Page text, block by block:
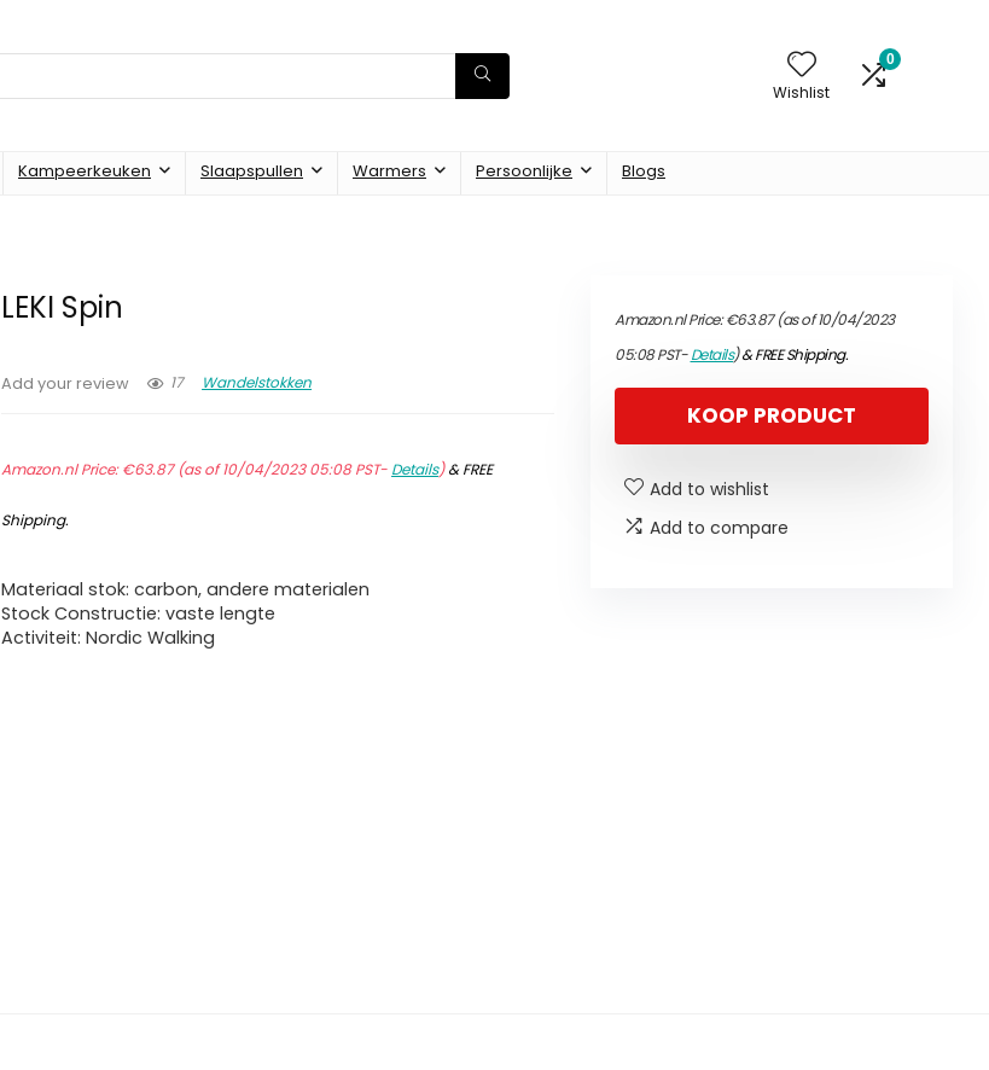
Wishlist
0
Kampeerkeuken Slaapspullen Warmers Persoonlijke Blogs
LEKI Spin
Add your review 17 Wandelstokken
Amazon.nl Price:€63.87(as of 10/04/2023 05:08 PST- Details)&FREE
Shipping.
Materiaal stok: carbon, andere materialen
Stock Constructie: vaste lengte
Activiteit: Nordic Walking
Amazon.nl Price:€63.87(as of 10/04/2023
05:08 PST-Details)&FREE Shipping.
KOOP PRODUCT
Add to wishlist
Add to compare